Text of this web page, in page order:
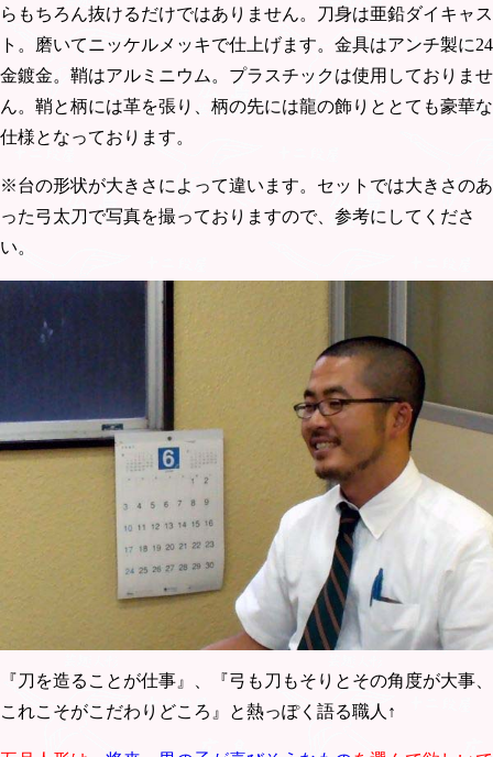
らもちろん抜けるだけではありません。刀身は亜鉛ダイキャス
ト。磨いてニッケルメッキで仕上げます。金具はアンチ製に24
金鍍金。鞘はアルミニウム。プラスチックは使用しておりませ
ん。鞘と柄には革を張り、柄の先には龍の飾りととても豪華な
仕様となっております。
※台の形状が大きさによって違います。セットでは大きさのあ
った弓太刀で写真を撮っておりますので、参考にしてくださ
い。
『刀を造ることが仕事』、『弓も刀もそりとその角度が大事、
これこそがこだわりどころ』と熱っぽく語る職人↑